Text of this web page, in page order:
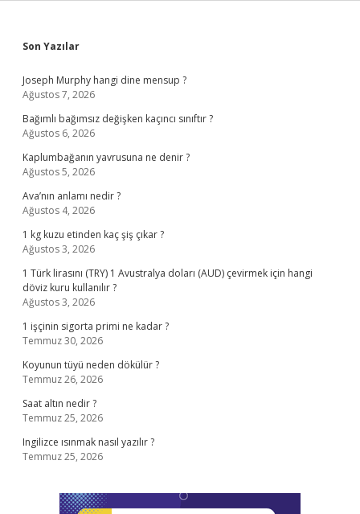
Sidebar
Son Yazılar
Joseph Murphy hangi dine mensup ?
Ağustos 7, 2026
Bağımlı bağımsız değişken kaçıncı sınıftır ?
Ağustos 6, 2026
Kaplumbağanın yavrusuna ne denir ?
Ağustos 5, 2026
Ava’nın anlamı nedir ?
Ağustos 4, 2026
1 kg kuzu etinden kaç şiş çıkar ?
Ağustos 3, 2026
1 Türk lirasını (TRY) 1 Avustralya doları (AUD) çevirmek için hangi
döviz kuru kullanılır ?
Ağustos 3, 2026
1 işçinin sigorta primi ne kadar ?
Temmuz 30, 2026
Koyunun tüyü neden dökülür ?
Temmuz 26, 2026
Saat altın nedir ?
Temmuz 25, 2026
Ingilizce ısınmak nasıl yazılır ?
Temmuz 25, 2026